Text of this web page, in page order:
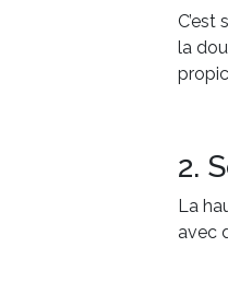
C’est
la
2.
La
avec